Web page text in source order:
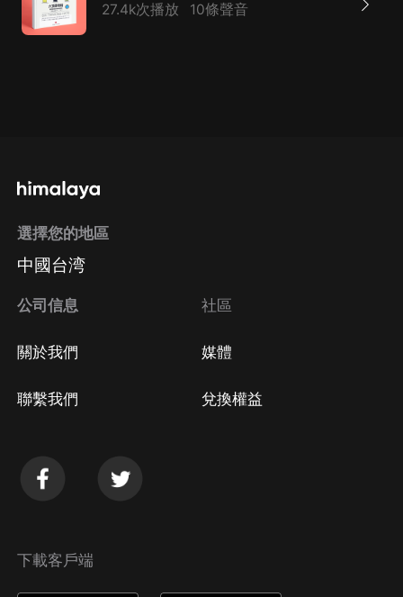
27.4k次播放 10條聲音
選擇您的地區
中國台湾
公司信息
關於我們
聯繫我們
社區
媒體
兌換權益
下載客戶端